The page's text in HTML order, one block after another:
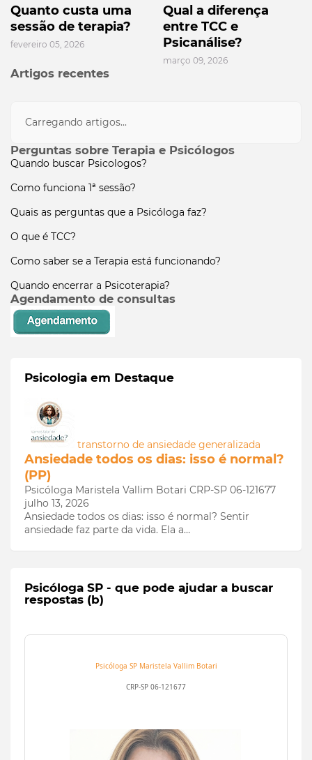
Quanto custa uma
sessão de terapia?
fevereiro 05, 2026
Qual a diferença
entre TCC e
Psicanálise?
março 09, 2026
Artigos recentes
Carregando artigos...
Perguntas sobre Terapia e Psicólogos
Quando buscar Psicologos?
Como funciona 1ª sessão?
Quais as perguntas que a Psicóloga faz?
O que é TCC?
Como saber se a Terapia está funcionando?
Quando encerrar a Psicoterapia?
Agendamento de consultas
Psicologia em Destaque
transtorno de ansiedade generalizada
Ansiedade todos os dias: isso é normal?
(PP)
Psicóloga Maristela Vallim Botari CRP-SP 06-121677
julho 13, 2026
Ansiedade todos os dias: isso é normal? Sentir
ansiedade faz parte da vida. Ela a…
Psicóloga SP - que pode ajudar a buscar
respostas (b)
Psicóloga SP Maristela Vallim Botari
CRP-SP 06-121677